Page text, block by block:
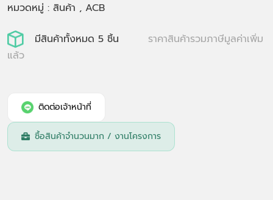
หมวดหมู่ : สินค้า , ACB
มีสินค้าทั้งหมด 5 ชิ้น
ราคาสินค้ารวมภาษีมูลค่าเพิ่ม
แล้ว
ติดต่อเจ้าหน้าที่
ซื้อสินค้าจำนวนมาก / งานโครงการ